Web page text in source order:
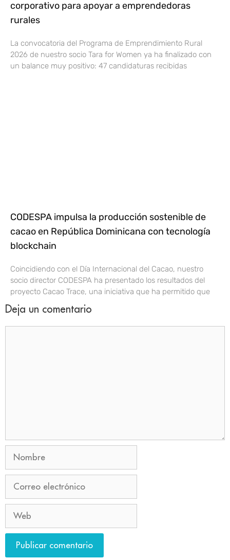
corporativo para apoyar a emprendedoras
rurales
La convocatoria del Programa de Emprendimiento Rural
2026 de nuestro socio Tara for Women ya ha finalizado con
un balance muy positivo: 47 candidaturas recibidas
CODESPA impulsa la producción sostenible de
cacao en República Dominicana con tecnología
blockchain
Coincidiendo con el Día Internacional del Cacao, nuestro
socio director CODESPA ha presentado los resultados del
proyecto Cacao Trace, una iniciativa que ha permitido que
Deja un comentario